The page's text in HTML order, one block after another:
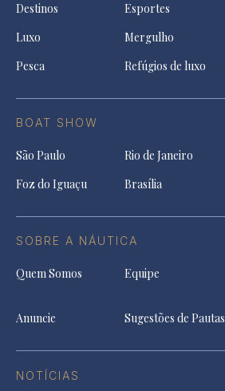
Destinos Esportes
Luxo
Mergulho
Pesca
Refúgios de luxo
BOAT SHOW
São Paulo Rio de Janeiro
Foz do Iguaçu
Brasília
SOBRE A NÁUTICA
Quem Somos Equipe
Anuncie
Sugestões de Pautas
NOTÍCIAS